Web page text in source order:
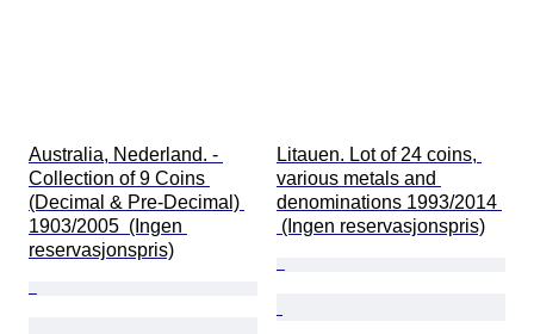
Australia, Nederland. -
Collection of 9 Coins
(Decimal & Pre-Decimal)
1903/2005  (Ingen
reservasjonspris)
Litauen. Lot of 24 coins,
various metals and
denominations 1993/2014
(Ingen reservasjonspris)